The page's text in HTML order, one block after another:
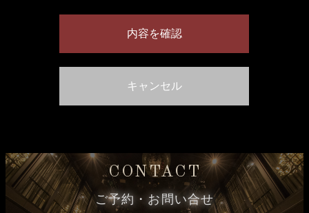
CONTACT
ご予約・お問い合せ